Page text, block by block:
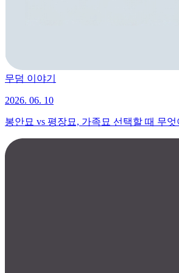
무덤 이야기
2026. 06. 10
봉안묘 vs 평장묘, 가족묘 선택할 때 무